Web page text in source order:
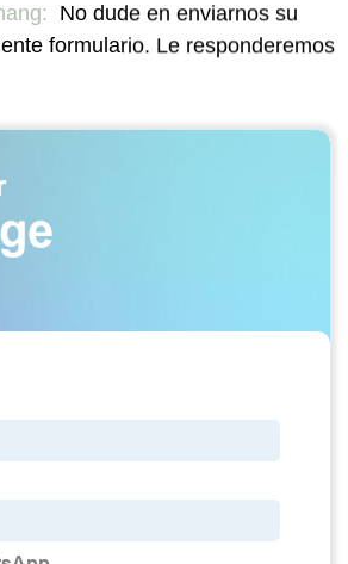
No dude en enviarnos su
formulario. Le responderemos